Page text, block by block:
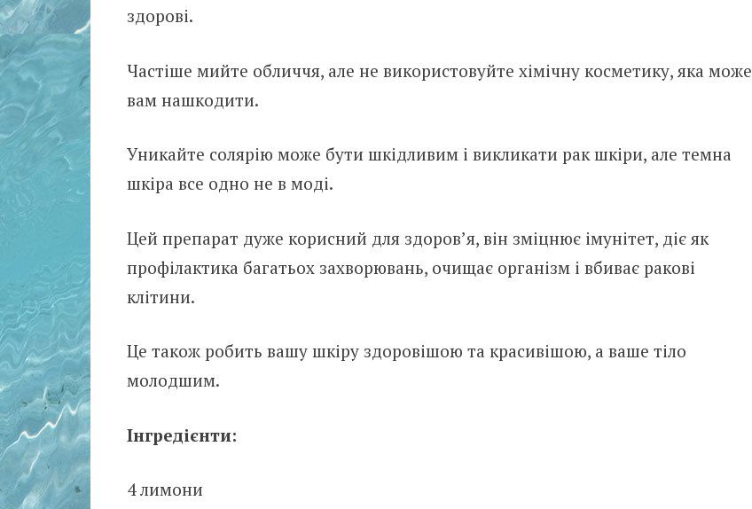
здорові.
Частіше мийте обличчя, але не використовуйте хімічну косметику, яка може
вам нашкодити.
Уникайте солярію може бути шкідливим і викликати рак шкіри, але темна
шкіра все одно не в моді.
Цей препарат дуже корисний для здоров’я, він зміцнює імунітет, діє як
профілактика багатьох захворювань, очищає організм і вбиває ракові
клітини.
Це також робить вашу шкіру здоровішою та красивішою, а ваше тіло
молодшим.
Інгредієнти:
4 лимони